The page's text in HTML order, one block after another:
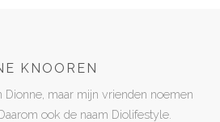
KNOOREN
Dionne, maar mijn vrienden noemen
ook de naam Diolifestyle.